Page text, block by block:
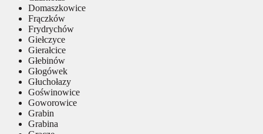
Domaszkowice
Frączków
Frydrychów
Giełczyce
Gierałcice
Głebinów
Głogówek
Głuchołazy
Goświnowice
Goworowice
Grabin
Grabina